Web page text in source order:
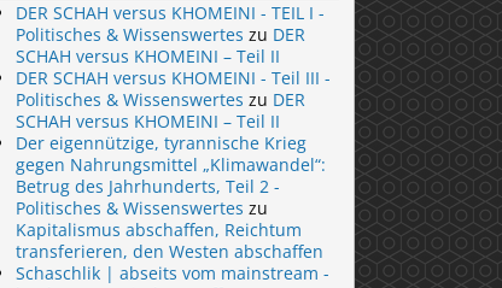
DER SCHAH versus KHOMEINI - TEIL I -
Politisches & Wissenswertes zu DER
SCHAH versus KHOMEINI – Teil II
DER SCHAH versus KHOMEINI - Teil III -
Politisches & Wissenswertes zu DER
SCHAH versus KHOMEINI – Teil II
Der eigennützige, tyrannische Krieg
gegen Nahrungsmittel „Klimawandel“:
Betrug des Jahrhunderts, Teil 2 -
Politisches & Wissenswertes zu
Kapitalismus abschaffen, Reichtum
transferieren, den Westen abschaffen
Schaschlik | abseits vom mainstream -